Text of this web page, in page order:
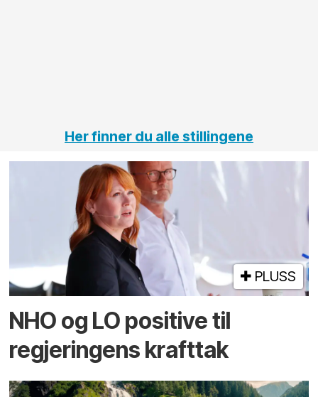
Her finner du alle stillingene
PLUSS
NHO og LO positive til
regjeringens krafttak